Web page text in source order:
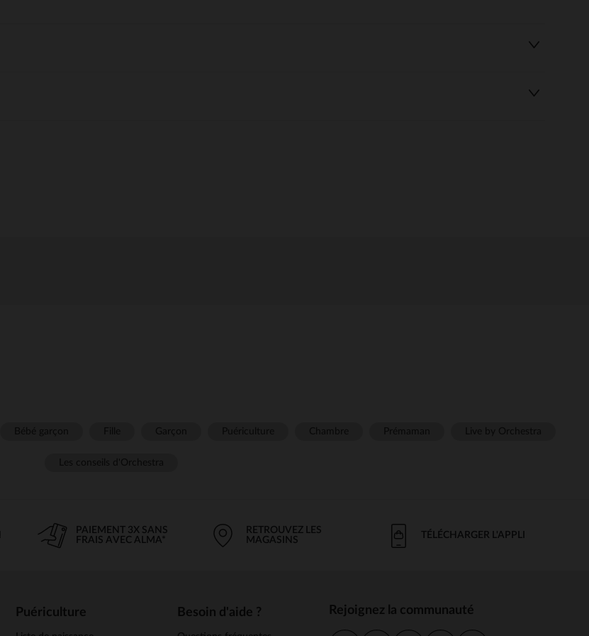
PAIEMENT 3X SANS
FRAIS AVEC ALMA*
RETROUVEZ LES
MAGASINS
TÉLÉCHARGER L'APPLI
Puériculture Besoin d'aide ? Rejoignez la communauté